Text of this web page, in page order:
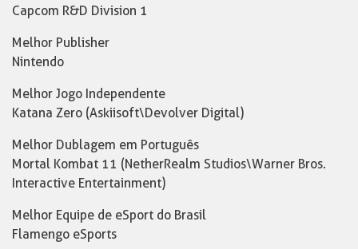
Capcom R&D Division 1
Melhor Publisher
Nintendo
Melhor Jogo Independente
Katana Zero (Askiisoft\Devolver Digital)
Melhor Dublagem em Português
Mortal Kombat 11 (NetherRealm Studios\Warner Bros.
Interactive Entertainment)
Melhor Equipe de eSport do Brasil
Flamengo eSports